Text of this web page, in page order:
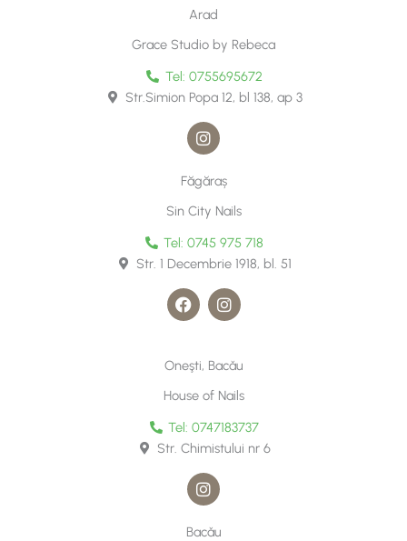
e
o
k
g
a
m
Arad
Grace Studio by Rebeca
Tel: 0755695672
Str.Simion Popa 12, bl 138, ap 3
I
n
t
g
a
m
Făgăraș
Sin City Nails
Tel: 0745 975 718
Str. 1 Decembrie 1918, bl. 51
F
a
b
o
I
n
a
r
m
Oneşti, Bacǎu
House of Nails
Tel: 0747183737
Str. Chimistului nr 6
I
n
t
Bacǎu